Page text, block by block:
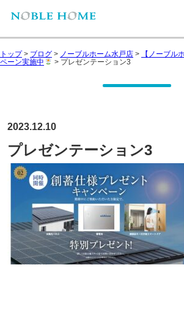
トップ> ブログ > ノーブルホーム水戸店 >
【ノーブル
ペーン実施中
> プレゼンテーション3
2023.12.10
プレゼンテーション3